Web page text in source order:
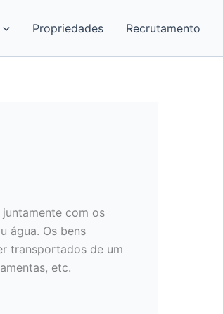
Propriedades Recrutamento
com os
água. Os bens
transportados de um
etc.